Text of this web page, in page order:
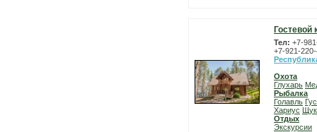
Тел: +7-
+7-921-
Охота
Глухарь
Рыбалка
Голавль
Хариус
Отдых
Экскурсии